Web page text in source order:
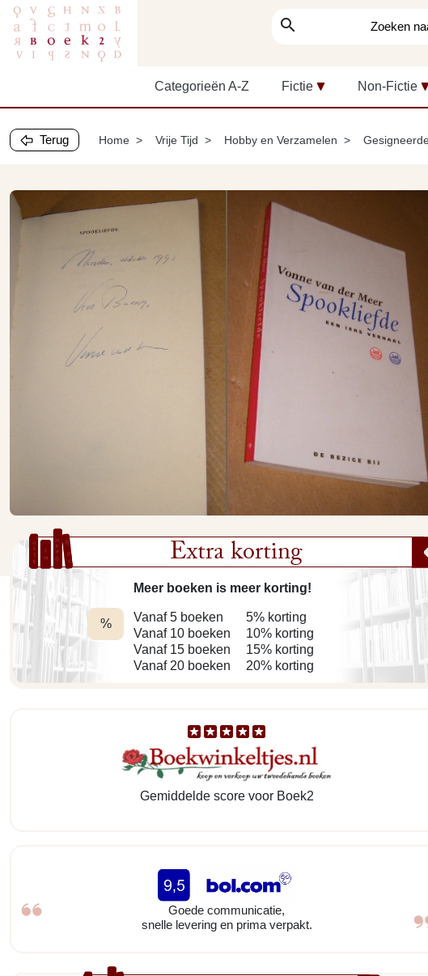
search
Categorieën A-Z Fictie Non-Fictie
Terug Home Vrije Tijd Hobby en Verzamelen
Extra korting
%
Meer boeken is meer korting!
Vanaf 5 boeken
Vanaf 10 boeken
Vanaf 15 boeken
Vanaf 20 boeken
5% korting
10% korting
15% korting
20% korting
Gemiddelde score voor Boek2
Goede communicatie,
snelle levering en prima verpakt.